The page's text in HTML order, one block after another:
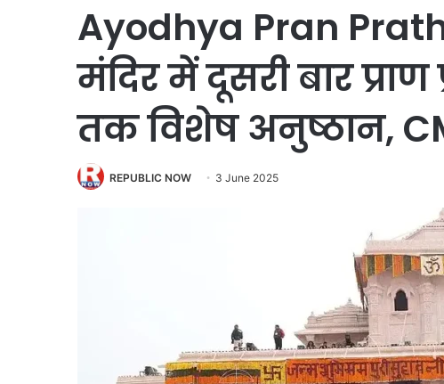
Ayodhya Pran
मंदिर में दूसरी बार
तक विशेष अनुष्ठान,
REPUBLIC NOW 3 June 2025